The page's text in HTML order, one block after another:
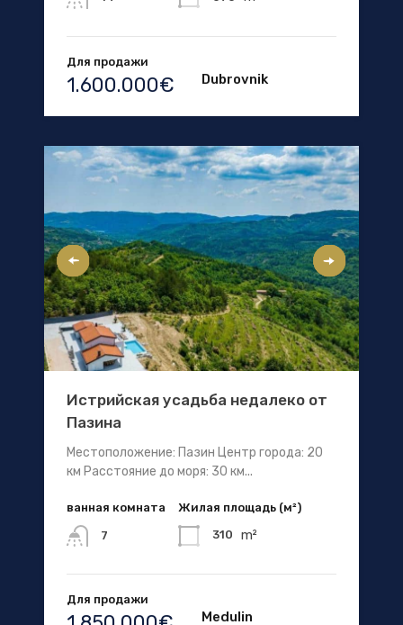
Для продажи
1.600.000€ Dubrovnik
Истрийская усадьба недалеко от
Пазина
Местоположение: Пазин Центр города: 20
км Расстояние до моря: 30 км...
ванная комната
7
Жилая площадь (м²)
310 m²
Для продажи
Medulin